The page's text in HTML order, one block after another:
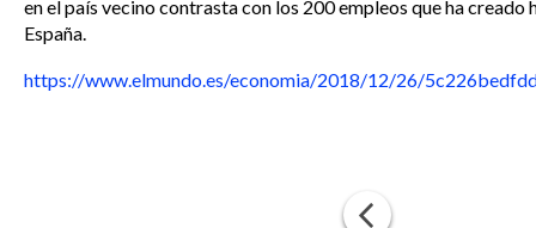
en el país vecino contrasta con los 200 empleos que ha creado
España.
https://www.elmundo.es/economia/2018/12/26/